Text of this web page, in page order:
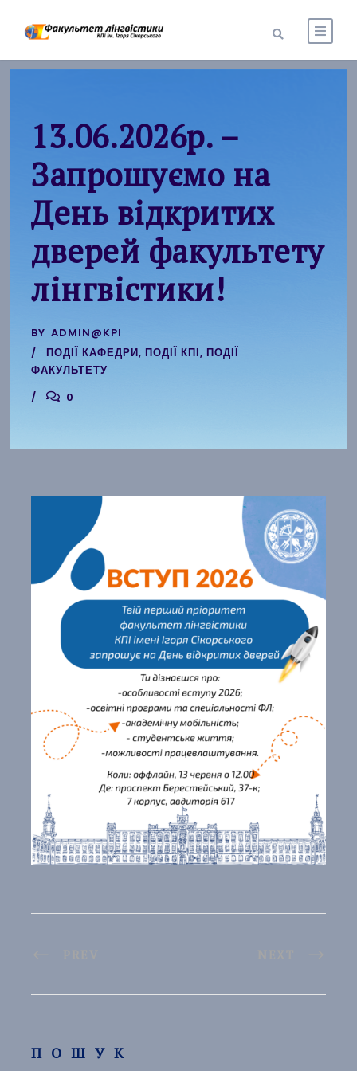
13.06.2026р. –
Запрошуємо на
День відкритих
дверей факультету
лінгвістики!
BY ADMIN@KPI
ПОДІЇ КАФЕДРИ, ПОДІЇ КПІ, ПОДІЇ
ФАКУЛЬТЕТУ
0
ПОШУК